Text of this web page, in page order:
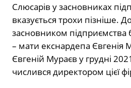
Слюсарів у засновниках
вказується трохи пізніше.
засновником підприємства
– мати екснардепа Євгенія
Євгеній Мураєв у грудні
числився директором цієї